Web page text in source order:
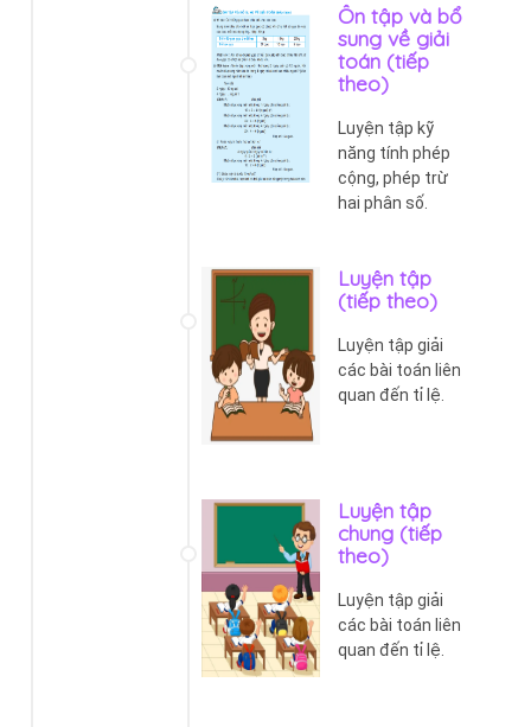
Ôn tập và bổ
sung về giải
toán (tiếp
theo)
Luyện tập kỹ
năng tính phép
cộng, phép trừ
hai phân số.
Luyện tập
(tiếp theo)
Luyện tập giải
các bài toán liên
quan đến tỉ lệ.
Luyện tập
chung (tiếp
theo)
Luyện tập giải
các bài toán liên
quan đến tỉ lệ.